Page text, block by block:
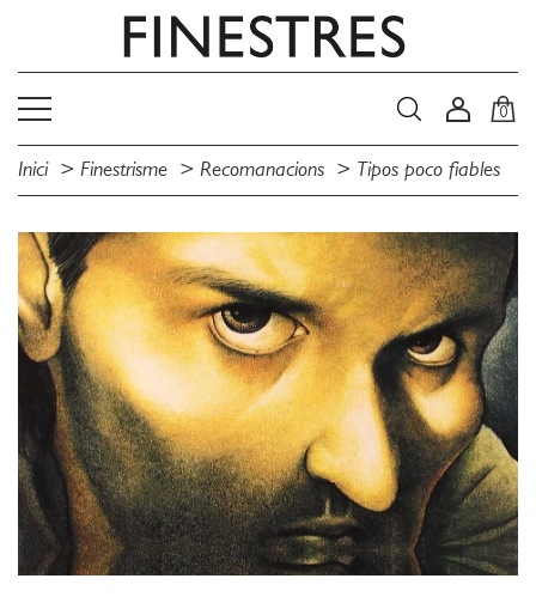
0
Inici Finestrisme Recomanacions Tipos poco fiables